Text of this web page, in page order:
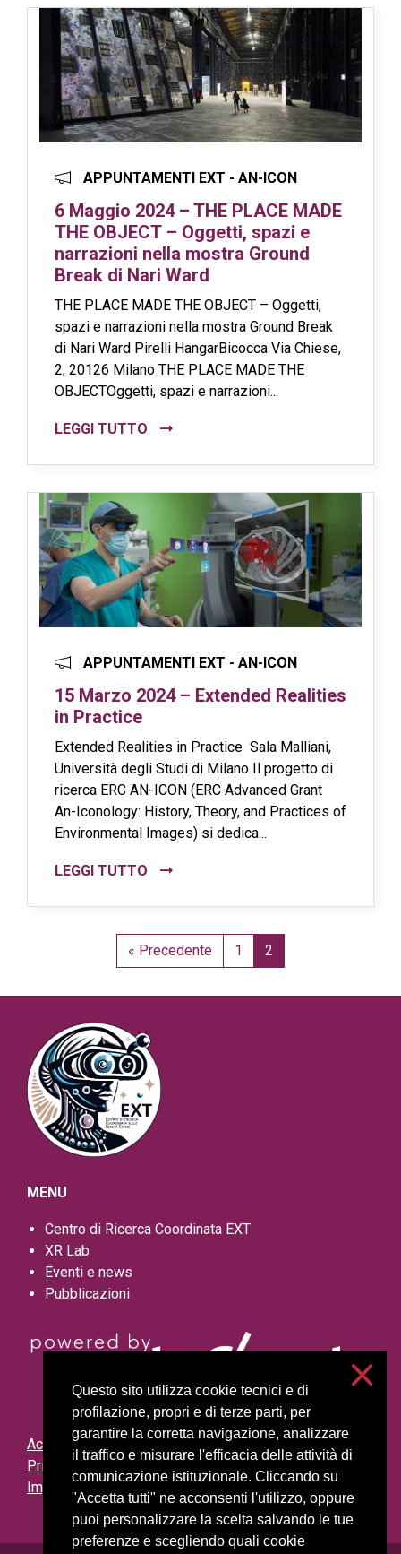
Questo sito utilizza cookie tecnici e di
profilazione, propri e di terze parti, per
garantire la corretta navigazione, analizzare
il traffico e misurare l'efficacia delle attività di
comunicazione istituzionale. Cliccando su
"Accetta tutti" ne acconsenti l'utilizzo, oppure
puoi personalizzare la scelta salvando le tue
preferenze e scegliendo quali cookie
APPUNTAMENTI EXT - AN-ICON
6 Maggio 2024 – THE PLACE MADE
THE OBJECT – Oggetti, spazi e
narrazioni nella mostra Ground
Break di Nari Ward
THE PLACE MADE THE OBJECT – Oggetti,
spazi e narrazioni nella mostra Ground Break
di Nari Ward Pirelli HangarBicocca Via Chiese,
2, 20126 Milano THE PLACE MADE THE
OBJECTOggetti, spazi e narrazioni...
LEGGI TUTTO
APPUNTAMENTI EXT - AN-ICON
15 Marzo 2024 – Extended Realities
in Practice
Extended Realities in Practice Sala Malliani,
Università degli Studi di Milano Il progetto di
ricerca ERC AN-ICON (ERC Advanced Grant
An-Iconology: History, Theory, and Practices of
Environmental Images) si dedica...
LEGGI TUTTO
« Precedente 1 2
MENU
Centro di Ricerca Coordinata EXT
XR Lab
Eventi e news
Pubblicazioni
Accessibilità
Privacy e cookies
Impostazioni cookie